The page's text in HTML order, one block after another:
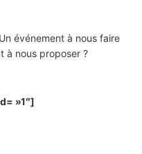
événement à nous faire
à nous proposer ?
»1″]